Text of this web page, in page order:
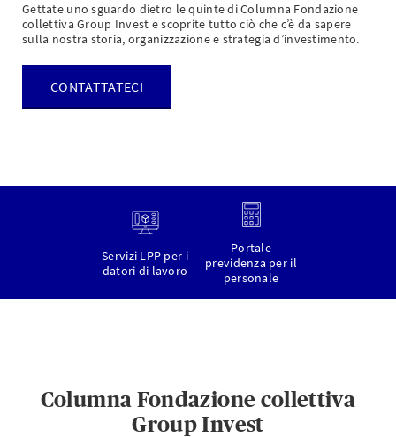
Gettate uno sguardo dietro le quinte di Columna Fondazione
collettiva Group Invest e scoprite tutto ciò che c’è da sapere
sulla nostra storia, organizzazione e strategia d’investimento.
CONTATTATECI
Servizi LPP per i
datori di lavoro
Portale
previdenza per il
personale
Columna Fondazione collettiva
Group Invest